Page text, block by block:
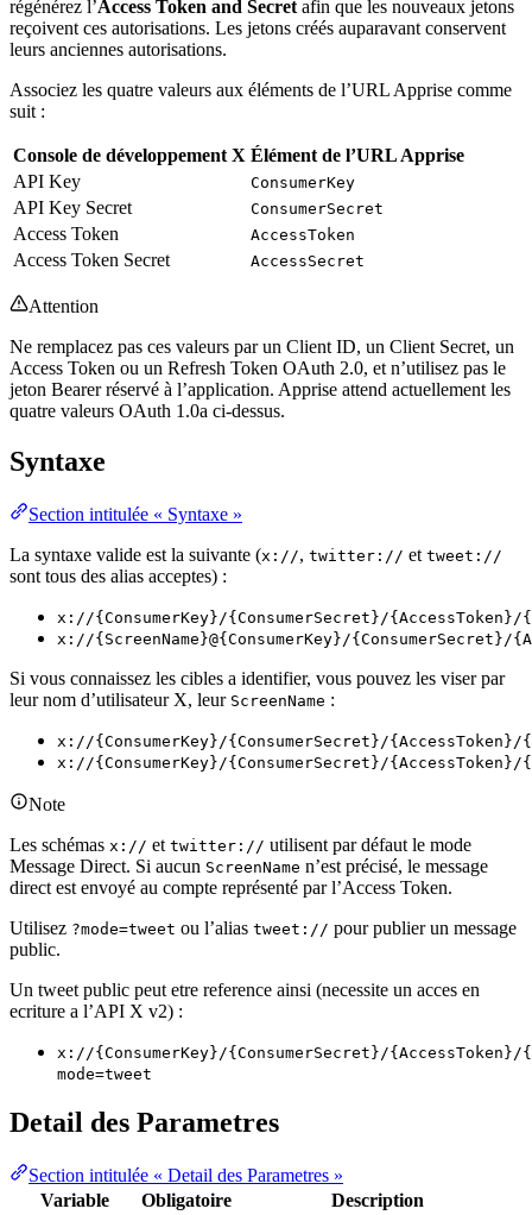
régénérez l’Access Token and Secret afin que les nouveaux jetons
reçoivent ces autorisations. Les jetons créés auparavant conservent
leurs anciennes autorisations.
Associez les quatre valeurs aux éléments de l’URL Apprise comme
suit :
Console de développement X Élément de l’URL Apprise
API Key
ConsumerKey
API Key Secret ConsumerSecret
Access Token AccessToken
Access Token Secret AccessSecret
Attention
Ne remplacez pas ces valeurs par un Client ID, un Client Secret, un
Access Token ou un Refresh Token OAuth 2.0, et n’utilisez pas le
jeton Bearer réservé à l’application. Apprise attend actuellement les
quatre valeurs OAuth 1.0a ci-dessus.
Syntaxe
Section intitulée « Syntaxe »
La syntaxe valide est la suivante (x://, twitter:// et tweet://
sont tous des alias acceptes) :
x://{ConsumerKey}/{ConsumerSecret}/{AccessToken}/
x://{ScreenName}@{ConsumerKey}/{ConsumerSecret}/
Si vous connaissez les cibles a identifier, vous pouvez les viser par
leur nom d’utilisateur X, leur ScreenName :
x://{ConsumerKey}/{ConsumerSecret}/{AccessToken}/
x://{ConsumerKey}/{ConsumerSecret}/{AccessToken}/
Note
Les schémas x:// et twitter:// utilisent par défaut le mode
Message Direct. Si aucun ScreenName n’est précisé, le message
direct est envoyé au compte représenté par l’Access Token.
Utilisez ?mode=tweet ou l’alias tweet:// pour publier un message
public.
Un tweet public peut etre reference ainsi (necessite un acces en
ecriture a l’API X v2) :
x://{ConsumerKey}/{ConsumerSecret}/{AccessToken}/
mode=tweet
Detail des Parametres
Section intitulée « Detail des Parametres »
Variable
Obligatoire Description